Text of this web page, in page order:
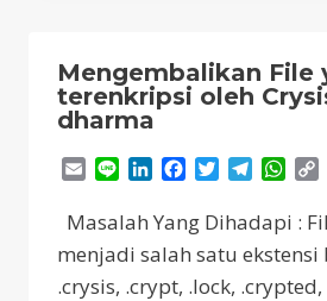
ENDPOINT
(6.X)
Mengembalikan File
terenkripsi oleh
dharma
EmailLine LinkedInFacebook
Twitter
Masalah Yang Dihadapi :
menjadi salah satu
.crysis, .crypt, .lock,